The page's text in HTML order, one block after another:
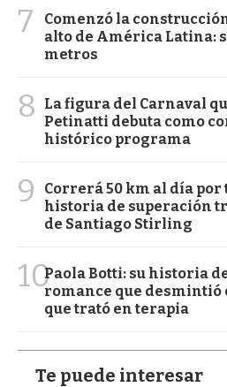
7
Comenzó la
alto de América Latina:
metros
8
La figura del Carnaval
Petinatti debuta como
histórico programa
9
Correrá 50 km al día por
historia de superación
de Santiago Stirling
10Paola Botti: su historia
romance que desmintió
que trató en terapia
Te puede interesar